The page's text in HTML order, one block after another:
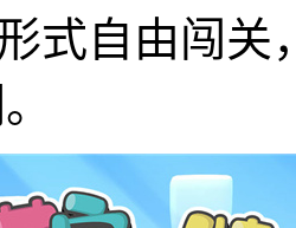
式自由闯